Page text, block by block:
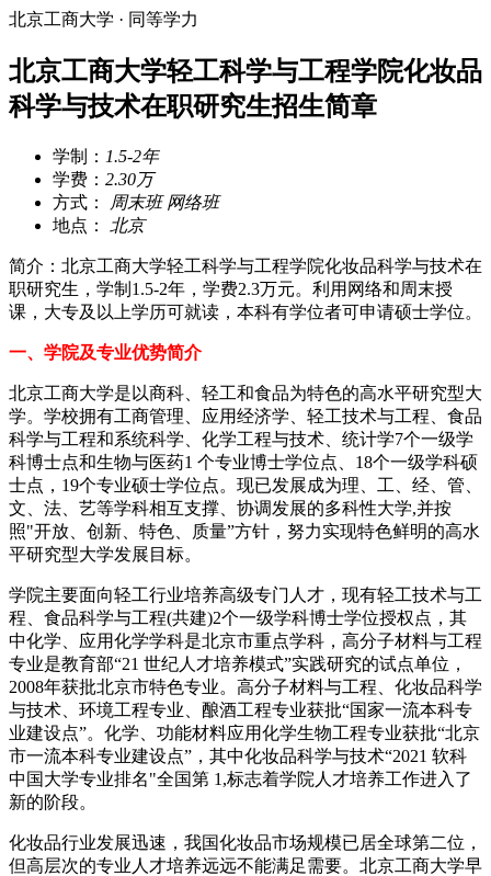
北京工商大学 · 同等学力
北京工商大学轻工科学与工程学院化妆品
科学与技术在职研究生招生简章
学制： 1.5-2年
学费： 2.30万
方式：
周末班 网络班
地点：
北京
简介：北京工商大学轻工科学与工程学院化妆品科学与技术在
职研究生，学制1.5-2年，学费2.3万元。利用网络和周末授
课，大专及以上学历可就读，本科有学位者可申请硕士学位。
一、学院及专业优势简介
北京工商大学是以商科、轻工和食品为特色的高水平研究型大
学。学校拥有工商管理、应用经济学、轻工技术与工程、食品
科学与工程和系统科学、化学工程与技术、统计学7个一级学
科博士点和生物与医药1 个专业博士学位点、18个一级学科硕
士点，19个专业硕士学位点。现已发展成为理、工、经、管、
文、法、艺等学科相互支撑、协调发展的多科性大学,并按
照"开放、创新、特色、质量”方针，努力实现特色鲜明的高水
平研究型大学发展目标。
学院主要面向轻工行业培养高级专门人才，现有轻工技术与工
程、食品科学与工程(共建)2个一级学科博士学位授权点，其
中化学、应用化学学科是北京市重点学科，高分子材料与工程
专业是教育部“21 世纪人才培养模式”实践研究的试点单位，
2008年获批北京市特色专业。高分子材料与工程、化妆品科学
与技术、环境工程专业、酿酒工程专业获批“国家一流本科专
业建设点”。化学、功能材料应用化学生物工程专业获批“北京
市一流本科专业建设点”，其中化妆品科学与技术“2021 软科
中国大学专业排名"全国第 1,标志着学院人才培养工作进入了
新的阶段。
化妆品行业发展迅速，我国化妆品市场规模已居全球第二位，
但高层次的专业人才培养远远不能满足需要。北京工商大学早